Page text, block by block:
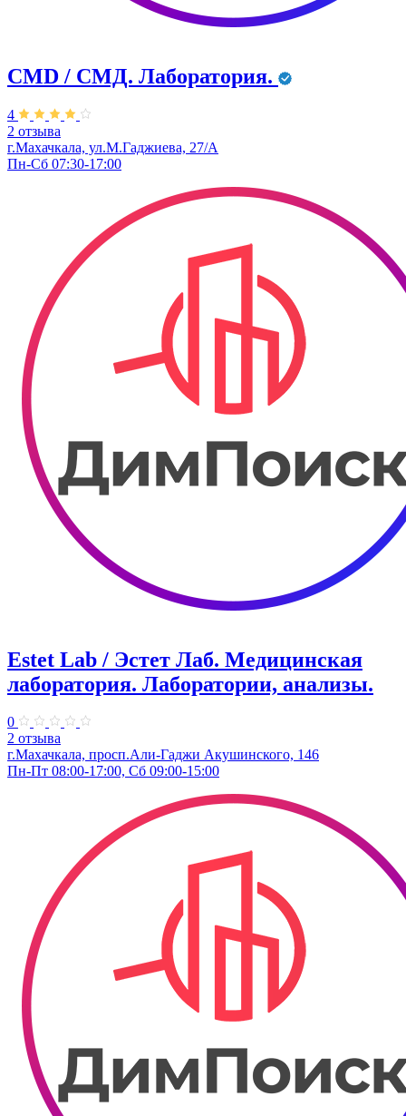
CMD / СМД. Лаборатория.
4
2 отзыва
г.Махачкала, ул.М.Гаджиева, 27/А
Пн-Сб 07:30-17:00
Estet Lab / Эстет Лаб. Медицинская
лаборатория. Лаборатории, анализы.
0
2 отзыва
г.Махачкала, ​просп.Али-Гаджи Акушинского, 146
Пн-Пт 08:00-17:00, Сб 09:00-15:00